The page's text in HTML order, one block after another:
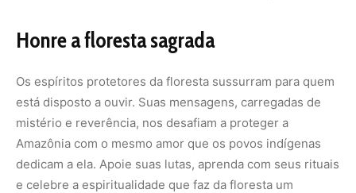
Honre a floresta sagrada
Os espíritos protetores da floresta sussurram para quem
está disposto a ouvir. Suas mensagens, carregadas de
mistério e reverência, nos desafiam a proteger a
Amazônia com o mesmo amor que os povos indígenas
dedicam a ela. Apoie suas lutas, aprenda com seus rituais
e celebre a espiritualidade que faz da floresta um